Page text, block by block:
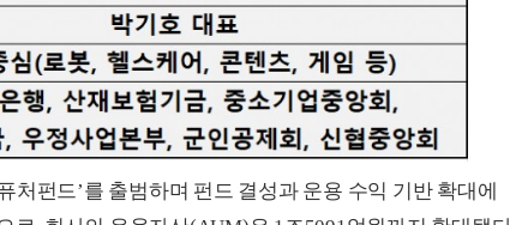
처펀드’를 출범하며 펀드 결성과 운용 수익 기반 확대에